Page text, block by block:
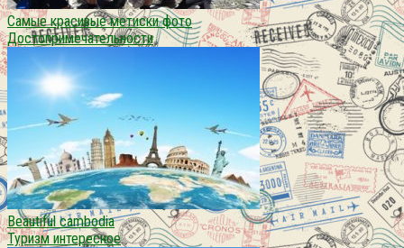
Самые красивые метиски фото
Достопримечательности
Beautiful cambodia
Туризм интересное